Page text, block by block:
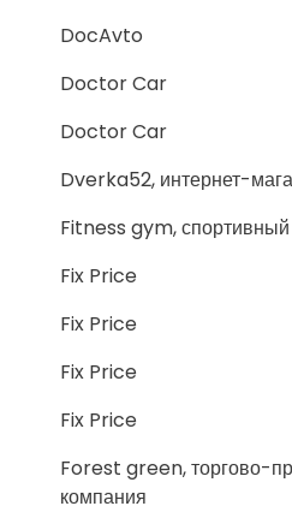
DocAvto
Doctor Car
Doctor Car
Dverka52, интернет-
Fitness gym, спортивный
Fix Price
Fix Price
Fix Price
Fix Price
Forest green, торгово-
компания